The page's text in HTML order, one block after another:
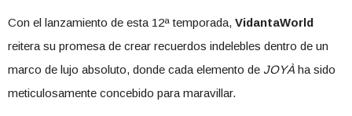
Con el lanzamiento de esta 12ª temporada, VidantaWorld
reitera su promesa de crear recuerdos indelebles dentro de un
marco de lujo absoluto, donde cada elemento de JOYÀ ha sido
meticulosamente concebido para maravillar.